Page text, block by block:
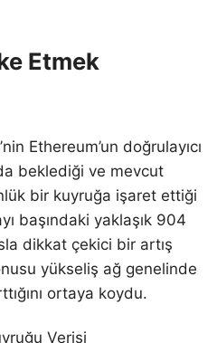
Etmek
Ethereum’un doğrulayıcı
beklediği ve mevcut
bir kuyruğa işaret ettiği
başındaki yaklaşık 904
dikkat çekici bir artış
yükseliş ağ genelinde
ortaya koydu.